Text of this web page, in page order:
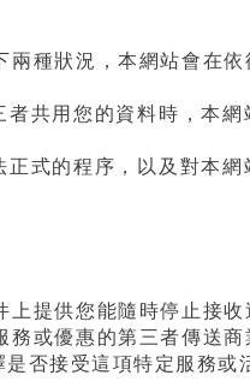
種狀況，本網站會在
共用您的資料時，本網
式的程序，以及對本
提供您能隨時停止接收
或優惠的第三者傳送
否接受這項特定服務或